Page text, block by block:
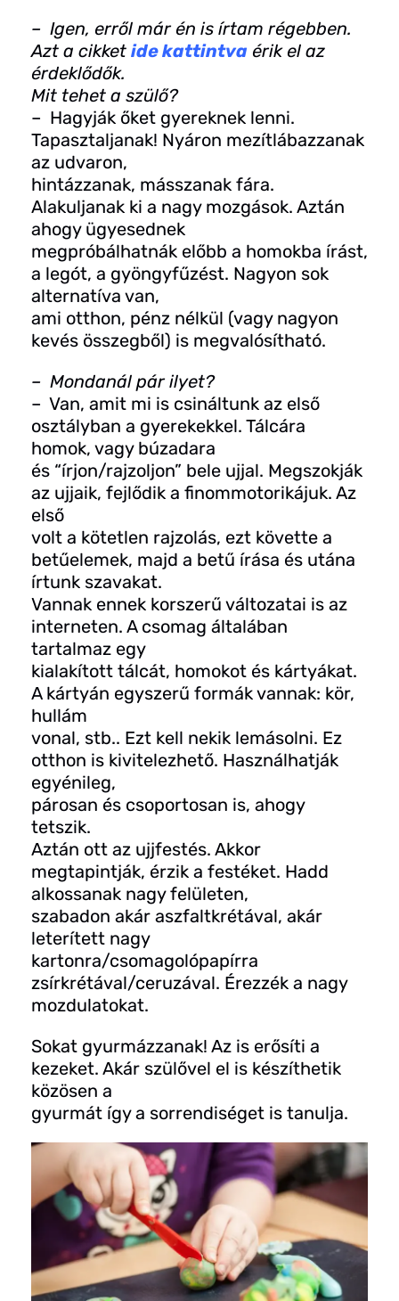
– Igen, erről már én is írtam régebben.
Azt a cikket ide kattintva érik el az
érdeklődők.
Mit tehet a szülő?
– Hagyják őket gyereknek lenni.
Tapasztaljanak! Nyáron mezítlábazzanak
az udvaron,
hintázzanak, másszanak fára.
Alakuljanak ki a nagy mozgások. Aztán
ahogy ügyesednek
megpróbálhatnák előbb a homokba írást,
a legót, a gyöngyfűzést. Nagyon sok
alternatíva van,
ami otthon, pénz nélkül (vagy nagyon
kevés összegből) is megvalósítható.
– Mondanál pár ilyet?
– Van, amit mi is csináltunk az első
osztályban a gyerekekkel. Tálcára
homok, vagy búzadara
és “írjon/rajzoljon” bele ujjal. Megszokják
az ujjaik, fejlődik a finommotorikájuk. Az
első
volt a kötetlen rajzolás, ezt követte a
betűelemek, majd a betű írása és utána
írtunk szavakat.
Vannak ennek korszerű változatai is az
interneten. A csomag általában
tartalmaz egy
kialakított tálcát, homokot és kártyákat.
A kártyán egyszerű formák vannak: kör,
hullám
vonal, stb.. Ezt kell nekik lemásolni. Ez
otthon is kivitelezhető. Használhatják
egyénileg,
párosan és csoportosan is, ahogy
tetszik.
Aztán ott az ujjfestés. Akkor
megtapintják, érzik a festéket. Hadd
alkossanak nagy felületen,
szabadon akár aszfaltkrétával, akár
leterített nagy
kartonra/csomagolópapírra
zsírkrétával/ceruzával. Érezzék a nagy
mozdulatokat.
Sokat gyurmázzanak! Az is erősíti a
kezeket. Akár szülővel el is készíthetik
közösen a
gyurmát így a sorrendiséget is tanulja.